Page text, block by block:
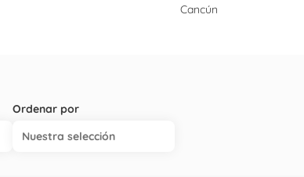
Cancún
Ordenar por
Nuestra selección